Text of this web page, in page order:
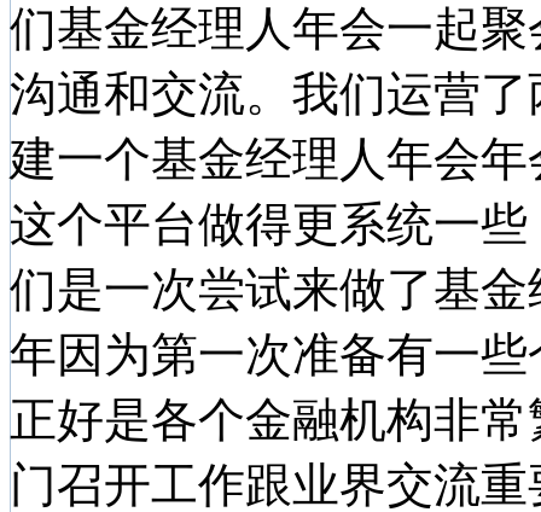
们基金经理人年会一起
沟通和交流。我们运营
建一个基金经理人年会
这个平台做得更系统一
们是一次尝试来做了基
年因为第一次准备有一
正好是各个金融机构非
门召开工作跟业界交流